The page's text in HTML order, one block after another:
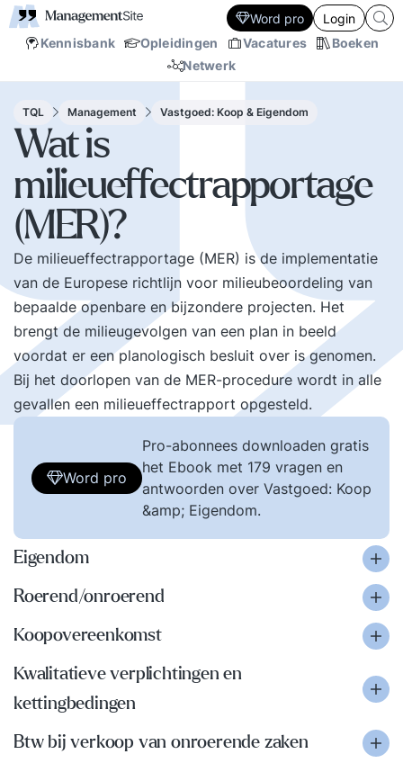
Kennisbank Opleidingen Vacatures
Boeken
Netwerk
Word pro Login
TQL Management Vastgoed: Koop & Eigendom
Wat is
milieueffectrapportage
(MER)?
De milieueffectrapportage (MER) is de implementatie
van de Europese richtlijn voor milieubeoordeling van
bepaalde openbare en bijzondere projecten. Het
brengt de milieugevolgen van een plan in beeld
voordat er een planologisch besluit over is genomen.
Bij het doorlopen van de MER-procedure wordt in alle
gevallen een milieueffectrapport opgesteld.
Word pro
Pro-abonnees downloaden gratis
het Ebook met 179 vragen en
antwoorden over Vastgoed: Koop
&amp; Eigendom.
Eigendom
Roerend/onroerend
Koopovereenkomst
Kwalitatieve verplichtingen en
kettingbedingen
Btw bij verkoop van onroerende zaken